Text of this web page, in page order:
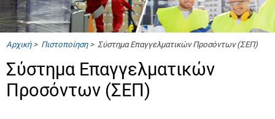
Αρχική> Πιστοποίηση> Σύστημα Επαγγελματικών Προσόντων (ΣΕΠ)
Σύστημα Επαγγελματικών
Προσόντων (ΣΕΠ)